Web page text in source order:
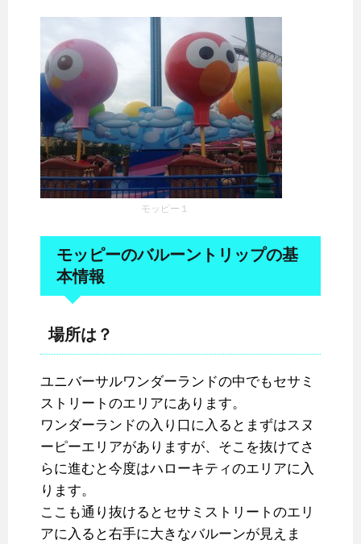
モッピー１
モッピーのバルーントリップの基
本情報
場所は？
ユニバーサルワンダーランドの中でもセサミ
ストリートのエリアにあります。
ワンダーランドの入り口に入るとまずはスヌ
ーピーエリアがありますが、そこを抜けてさ
らに進むと今度はハローキティのエリアに入
ります。
ここも通り抜けるとセサミストリートのエリ
アに入ると右手に大きなバルーンが見えま